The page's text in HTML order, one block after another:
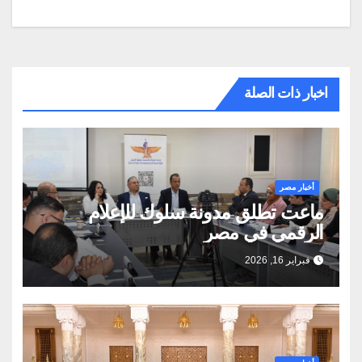
اخبار ذات الصلة
أخبار مصر
ماعت تطلق مدونة سلوك للإعلام
الرقمي في مصر
فبراير 16, 2026